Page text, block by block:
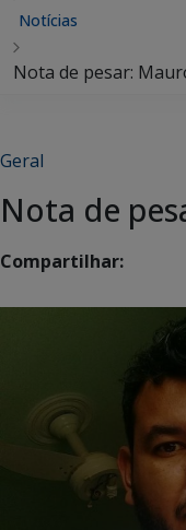
Notícias
Nota de pesar:
Geral
Nota de
Compartilhar: